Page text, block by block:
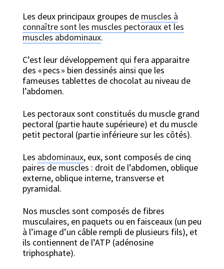
Les deux principaux groupes de muscles à
connaître sont les muscles pectoraux et les
muscles abdominaux.
C’est leur développement qui fera apparaitre
des « pecs » bien dessinés ainsi que les
fameuses tablettes de chocolat au niveau de
l’abdomen.
Les pectoraux sont constitués du muscle grand
pectoral (partie haute supérieure) et du muscle
petit pectoral (partie inférieure sur les côtés).
Les abdominaux, eux, sont composés de cinq
paires de muscles : droit de l’abdomen, oblique
externe, oblique interne, transverse et
pyramidal.
Nos muscles sont composés de fibres
musculaires, en paquets ou en faisceaux (un peu
à l’image d’un câble rempli de plusieurs fils), et
ils contiennent de l’ATP (adénosine
triphosphate).